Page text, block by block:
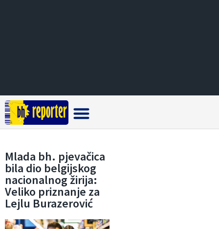
Mlada bh. pjevačica
bila dio belgijskog
nacionalnog žirija:
Veliko priznanje za
Lejlu Burazerović